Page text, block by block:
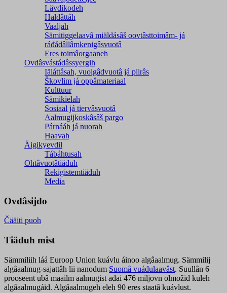
Lävdikodeh
Haldâttâh
Vaaljah
Sämitiggelaavâ miäldásâš oovtâsttoimâm- já
ráđádâllâmkenigâsvuotâ
Eres toimâorgaaneh
Ovdâsvástádâssyergih
Iäláttâsah, vuoigâdvuotâ já piirâs
Škovlim já oppâmateriaal
Kulttuur
Sämikielah
Sosiaal já tiervâsvuotâ
Aalmugijkoskâsâš pargo
Párnááh já nuorah
Haavah
Äigikyevdil
Tábáhtusah
Ohtâvuotâtiäđuh
Rekigistemtiäđuh
Media
Ovdâsijđo
Čääiti puoh
Tiäđuh mist
Sämmiliih láá Euroop Union kuávlu áinoo algâaalmug. Sämmilij
algâaalmug-sajattâh lii nanodum Suomâ vuáđulaavâst. Suullân 6
prooseent ubâ maailm aalmugist ađai 476 miljovn olmožid kuleh
algâaalmugáid. Algâaalmugeh eleh 90 eres staatâ kuávlust.